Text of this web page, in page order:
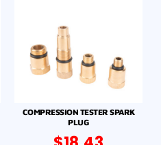
COMPRESSION TESTER SPARK
PLUG